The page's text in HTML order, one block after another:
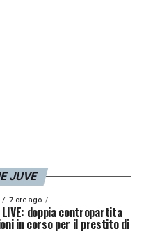
JUVE
7 ore ago
doppia contropartita
in corso per il prestito di